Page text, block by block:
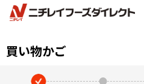
買い物かご